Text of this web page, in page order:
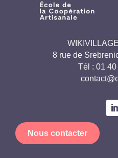
8 rue de
Tél :01
Nous contacter